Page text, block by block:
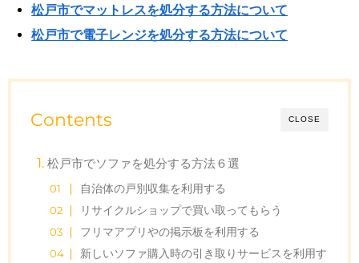
松戸市でマットレスを処分する方法について
松戸市で電子レンジを処分する方法について
CLOSE
Contents
松戸市でソファを処分する方法６選
自治体の戸別収集を利用する
リサイクルショップで買い取ってもらう
フリマアプリやの掲示板を利用する
新しいソファ購入時の引き取りサービスを利用す